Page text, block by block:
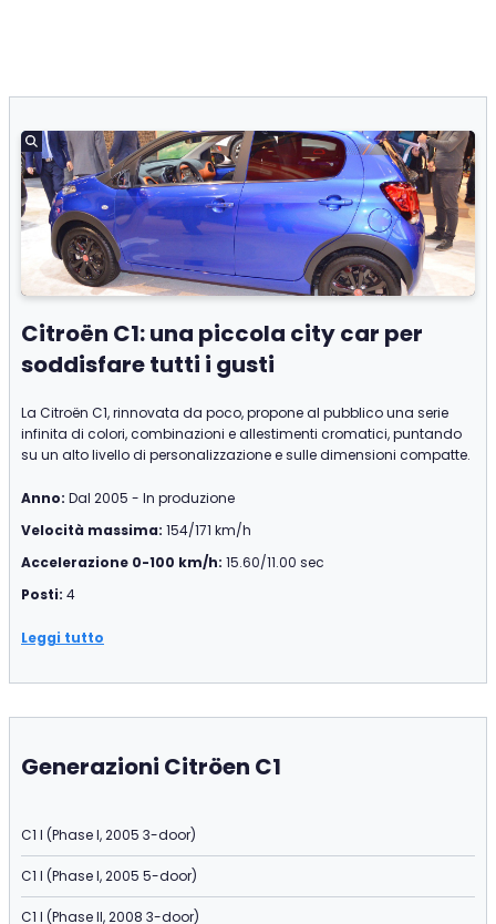
Citroën C1: una piccola city car per
soddisfare tutti i gusti
La Citroën C1, rinnovata da poco, propone al pubblico una serie
infinita di colori, combinazioni e allestimenti cromatici, puntando
su un alto livello di personalizzazione e sulle dimensioni compatte.
Anno: Dal 2005 - In produzione
Velocità massima: 154/171 km/h
Accelerazione 0-100 km/h: 15.60/11.00 sec
Posti: 4
Leggi tutto
Generazioni Citröen C1
C1 I (Phase I, 2005 3-door)
C1 I (Phase I, 2005 5-door)
C1 I (Phase II, 2008 3-door)